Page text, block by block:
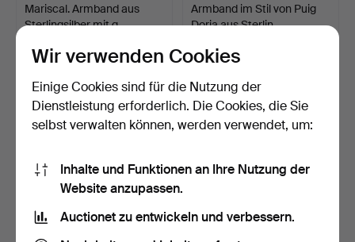
Mariscal. Armband aus
Sterlingsilber mit g…
Schätzwert
Armband im Stil von Puig
Doria aus Sterlin…
Schätzwert
Wir verwenden Cookies
Einige Cookies sind für die Nutzung der
Dienstleistung erforderlich. Die Cookies, die Sie
selbst verwalten können, werden verwendet, um:
Inhalte und Funktionen an Ihre Nutzung der
Website anzupassen.
Auctionet zu entwickeln und verbessern.